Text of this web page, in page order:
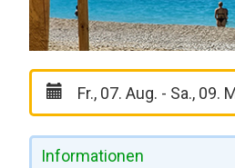
Informationen